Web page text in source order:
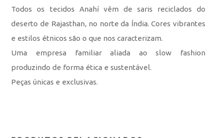
Todos os tecidos Anahí vêm de saris reciclados do
deserto de Rajasthan, no norte da Índia. Cores vibrantes
e estilos étnicos são o que nos caracterizam.
Uma empresa familiar aliada ao slow fashion
produzindo de forma ética e sustentável.
Peças únicas e exclusivas.